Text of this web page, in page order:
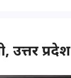
उत्तर प्रदेश